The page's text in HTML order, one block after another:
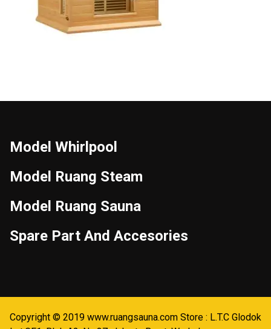
Model Whirlpool
Model Ruang Steam
Model Ruang Sauna
Spare Part And Accesories
Copyright © 2019 www.ruangsauna.com Store : L.T.C Glodok